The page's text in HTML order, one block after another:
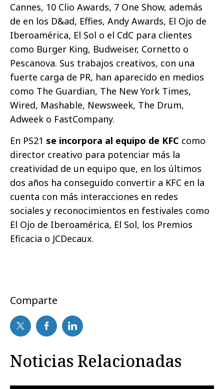
Cannes, 10 Clio Awards, 7 One Show, además
de en los D&ad, Effies, Andy Awards, El Ojo de
Iberoamérica, El Sol o el CdC para clientes
como Burger King, Budweiser, Cornetto o
Pescanova. Sus trabajos creativos, con una
fuerte carga de PR, han aparecido en medios
como The Guardian, The New York Times,
Wired, Mashable, Newsweek, The Drum,
Adweek o FastCompany.
En PS21 se incorpora al equipo de KFC como
director creativo para potenciar más la
creatividad de un equipo que, en los últimos
dos años ha conseguido convertir a KFC en la
cuenta con más interacciones en redes
sociales y reconocimientos en festivales como
El Ojo de Iberoamérica, El Sol, los Premios
Eficacia o JCDecaux.
Comparte
Noticias Relacionadas